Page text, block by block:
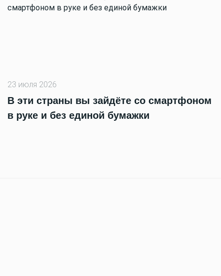
23 июля 2026
В эти страны вы зайдёте со смартфоном
в руке и без единой бумажки